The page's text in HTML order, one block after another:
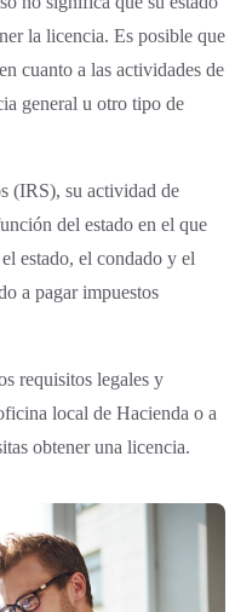
la licencia. Es posible que
cuanto a las actividades de
general u otro tipo de
(IRS), su actividad de
del estado en el que
estado, el condado y el
a pagar impuestos
requisitos legales y
local de Hacienda o a
obtener una licencia.